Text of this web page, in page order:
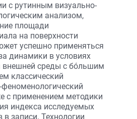
с рутинным визуально-
анализом,
площади
на поверхности
успешно применяться
динамики в условиях
внешней среды с бóльшим
классический
феноменологический
с применением методики
индекса исследуемых
записи. Технологии